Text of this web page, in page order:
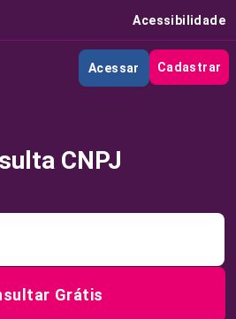
Acessibilidade
Acessar Cadastrar
CNPJ
Grátis